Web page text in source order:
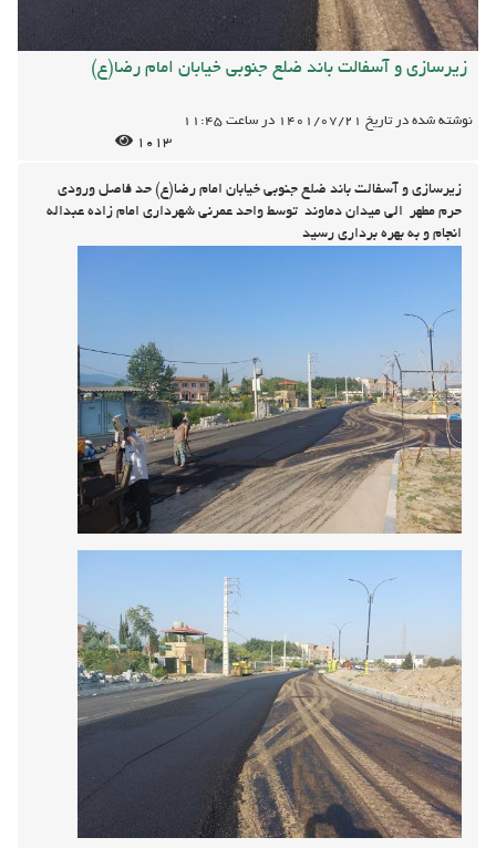
زیرسازی و آسفالت باند ضلع جنوبی خیابان امام رضا(ع)
نوشته شده در تاریخ 1401/07/21در ساعت 11:45
زیرسازی و آسفالت باند ضلع جنوبی خیابان امام رضا(ع) حد فاصل ورودی
انجام و به بهره برداری رسید